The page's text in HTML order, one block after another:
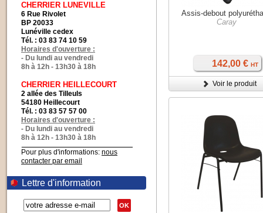
CHERRIER LUNEVILLE
6 Rue Rivolet
BP 20033
Lunéville cedex
Tél. : 03 83 74 10 59
Horaires d'ouverture :
- Du lundi au vendredi
8h à 12h - 13h30 à 18h
CHERRIER HEILLECOURT
2 allée des Tilleuls
54180 Heillecourt
Tél. : 03 83 57 57 00
Horaires d'ouverture :
- Du lundi au vendredi
8h à 12h - 13h30 à 18h
Pour plus d'informations: nous
contacter par email
Lettre d'information
OK
Assis-debout
Caray
142,00 € HT
Voir le produit